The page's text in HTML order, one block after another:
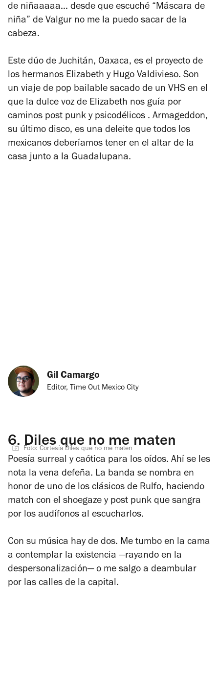
de niñaaaaa… desde que escuché “Máscara de
niña” de Valgur no me la puedo sacar de la
cabeza.
Este dúo de Juchitán, Oaxaca, es el proyecto de
los hermanos Elizabeth y Hugo Valdivieso. Son
un viaje de pop bailable sacado de un VHS en el
que la dulce voz de Elizabeth nos guía por
caminos post punk y psicodélicos . Armageddon,
su último disco, es una deleite que todos los
mexicanos deberíamos tener en el altar de la
casa junto a la Guadalupana.
Gil Camargo
Editor, Time Out Mexico City
6. Diles que no me maten
Foto: Cortesía Diles que no me maten
Poesía surreal y caótica para los oídos. Ahí se les
nota la vena defeña. La banda se nombra en
honor de uno de los clásicos de Rulfo, haciendo
match con el shoegaze y post punk que sangra
por los audífonos al escucharlos.
Con su música hay de dos. Me tumbo en la cama
a contemplar la existencia —rayando en la
despersonalización— o me salgo a deambular
por las calles de la capital.